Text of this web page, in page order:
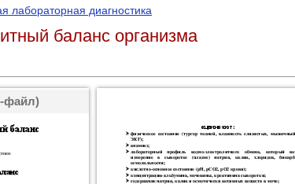
лабораторная диагностика
баланс организма
файл)